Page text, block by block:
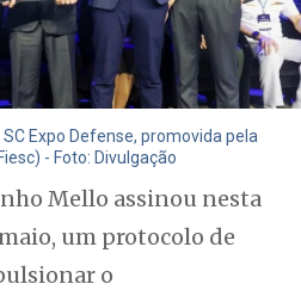
Expo Defense, promovida pela
- Foto: Divulgação
Mello assinou nesta
um protocolo de
o